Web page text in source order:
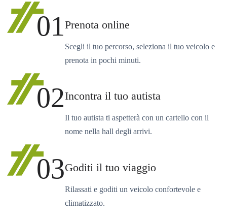
01Prenota online
Scegli il tuo percorso, seleziona il tuo veicolo e
prenota in pochi minuti.
02Incontra il tuo autista
Il tuo autista ti aspetterà con un cartello con il
nome nella hall degli arrivi.
03Goditi il tuo viaggio
Rilassati e goditi un veicolo confortevole e
climatizzato.